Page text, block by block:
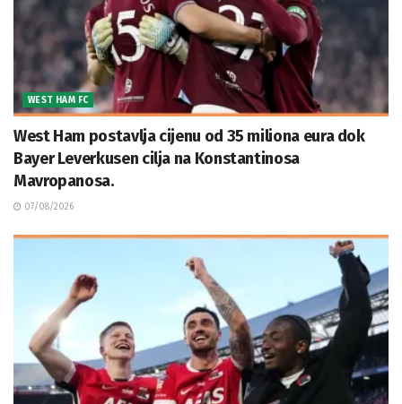
WEST HAM FC
West Ham postavlja cijenu od 35 miliona eura dok
Bayer Leverkusen cilja na Konstantinosa
Mavropanosa.
07/08/2026